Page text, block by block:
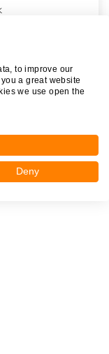
to improve our
a great website
we use open the
Deny